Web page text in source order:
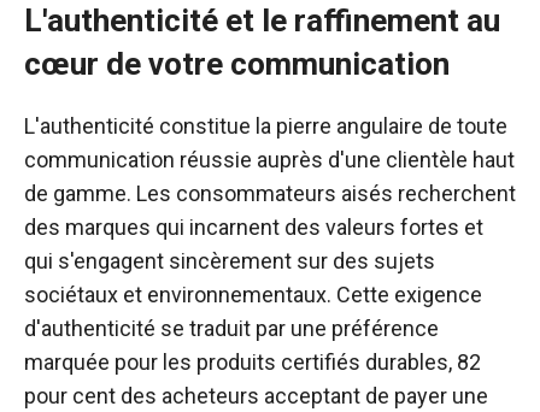
L'authenticité et le raffinement au
cœur de votre communication
L'authenticité constitue la pierre angulaire de toute
communication réussie auprès d'une clientèle haut
de gamme. Les consommateurs aisés recherchent
des marques qui incarnent des valeurs fortes et
qui s'engagent sincèrement sur des sujets
sociétaux et environnementaux. Cette exigence
d'authenticité se traduit par une préférence
marquée pour les produits certifiés durables, 82
pour cent des acheteurs acceptant de payer une